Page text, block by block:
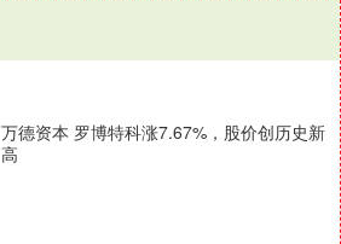
万德资本 罗博特科涨7.67%，股价创历史新
高